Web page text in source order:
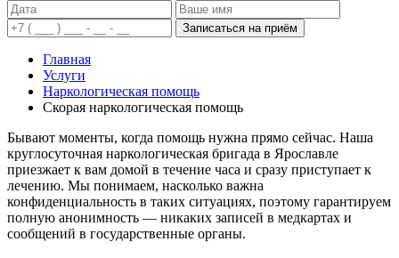
Записаться на приём
Главная
Услуги
Наркологическая помощь
Скорая наркологическая помощь
Бывают моменты, когда помощь нужна прямо сейчас. Наша
круглосуточная наркологическая бригада в Ярославле
приезжает к вам домой в течение часа и сразу приступает к
лечению. Мы понимаем, насколько важна
конфиденциальность в таких ситуациях, поэтому гарантируем
полную анонимность — никаких записей в медкартах и
сообщений в государственные органы.